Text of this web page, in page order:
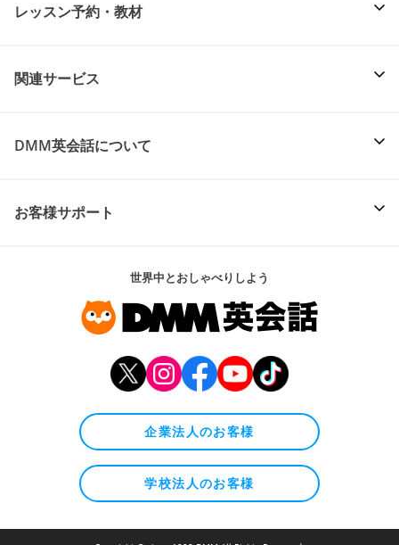
レッスン予約・教材
関連サービス
DMM英会話について
お客様サポート
世界中とおしゃべりしよう
企業法人のお客様
学校法人のお客様